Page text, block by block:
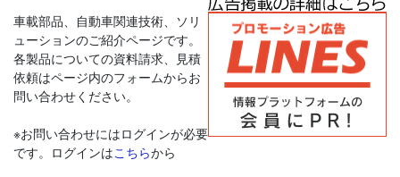
車載部品、自動車関連技術、ソリ
ューションのご紹介ページです。
各製品についての資料請求、見積
依頼はページ内のフォームからお
問い合わせください。
※お問い合わせにはログインが必要
です。ログインはこちらから